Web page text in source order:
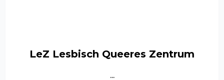
LeZ Lesbisch Queeres Zentrum
...